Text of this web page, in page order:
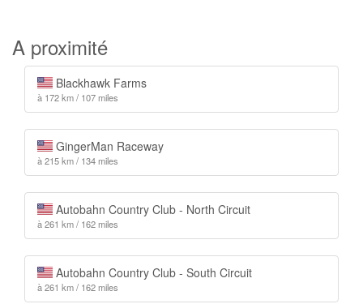
A proximité
Blackhawk Farms
à 172 km / 107 miles
GingerMan Raceway
à 215 km / 134 miles
Autobahn Country Club - North Circuit
à 261 km / 162 miles
Autobahn Country Club - South Circuit
à 261 km / 162 miles